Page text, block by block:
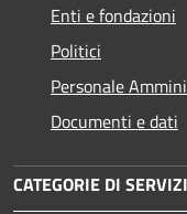
Enti e fondazioni
Politici
Personale
Documenti e dati
CATEGORIE DI